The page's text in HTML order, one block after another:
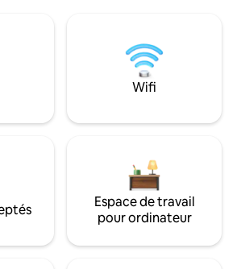
Wifi
Espace de travail
pour ordinateur